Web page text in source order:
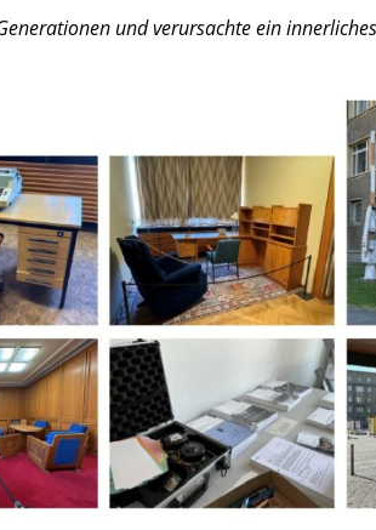
und verur­sachte ein